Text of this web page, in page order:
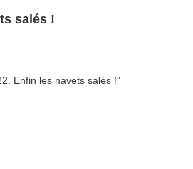
salés !